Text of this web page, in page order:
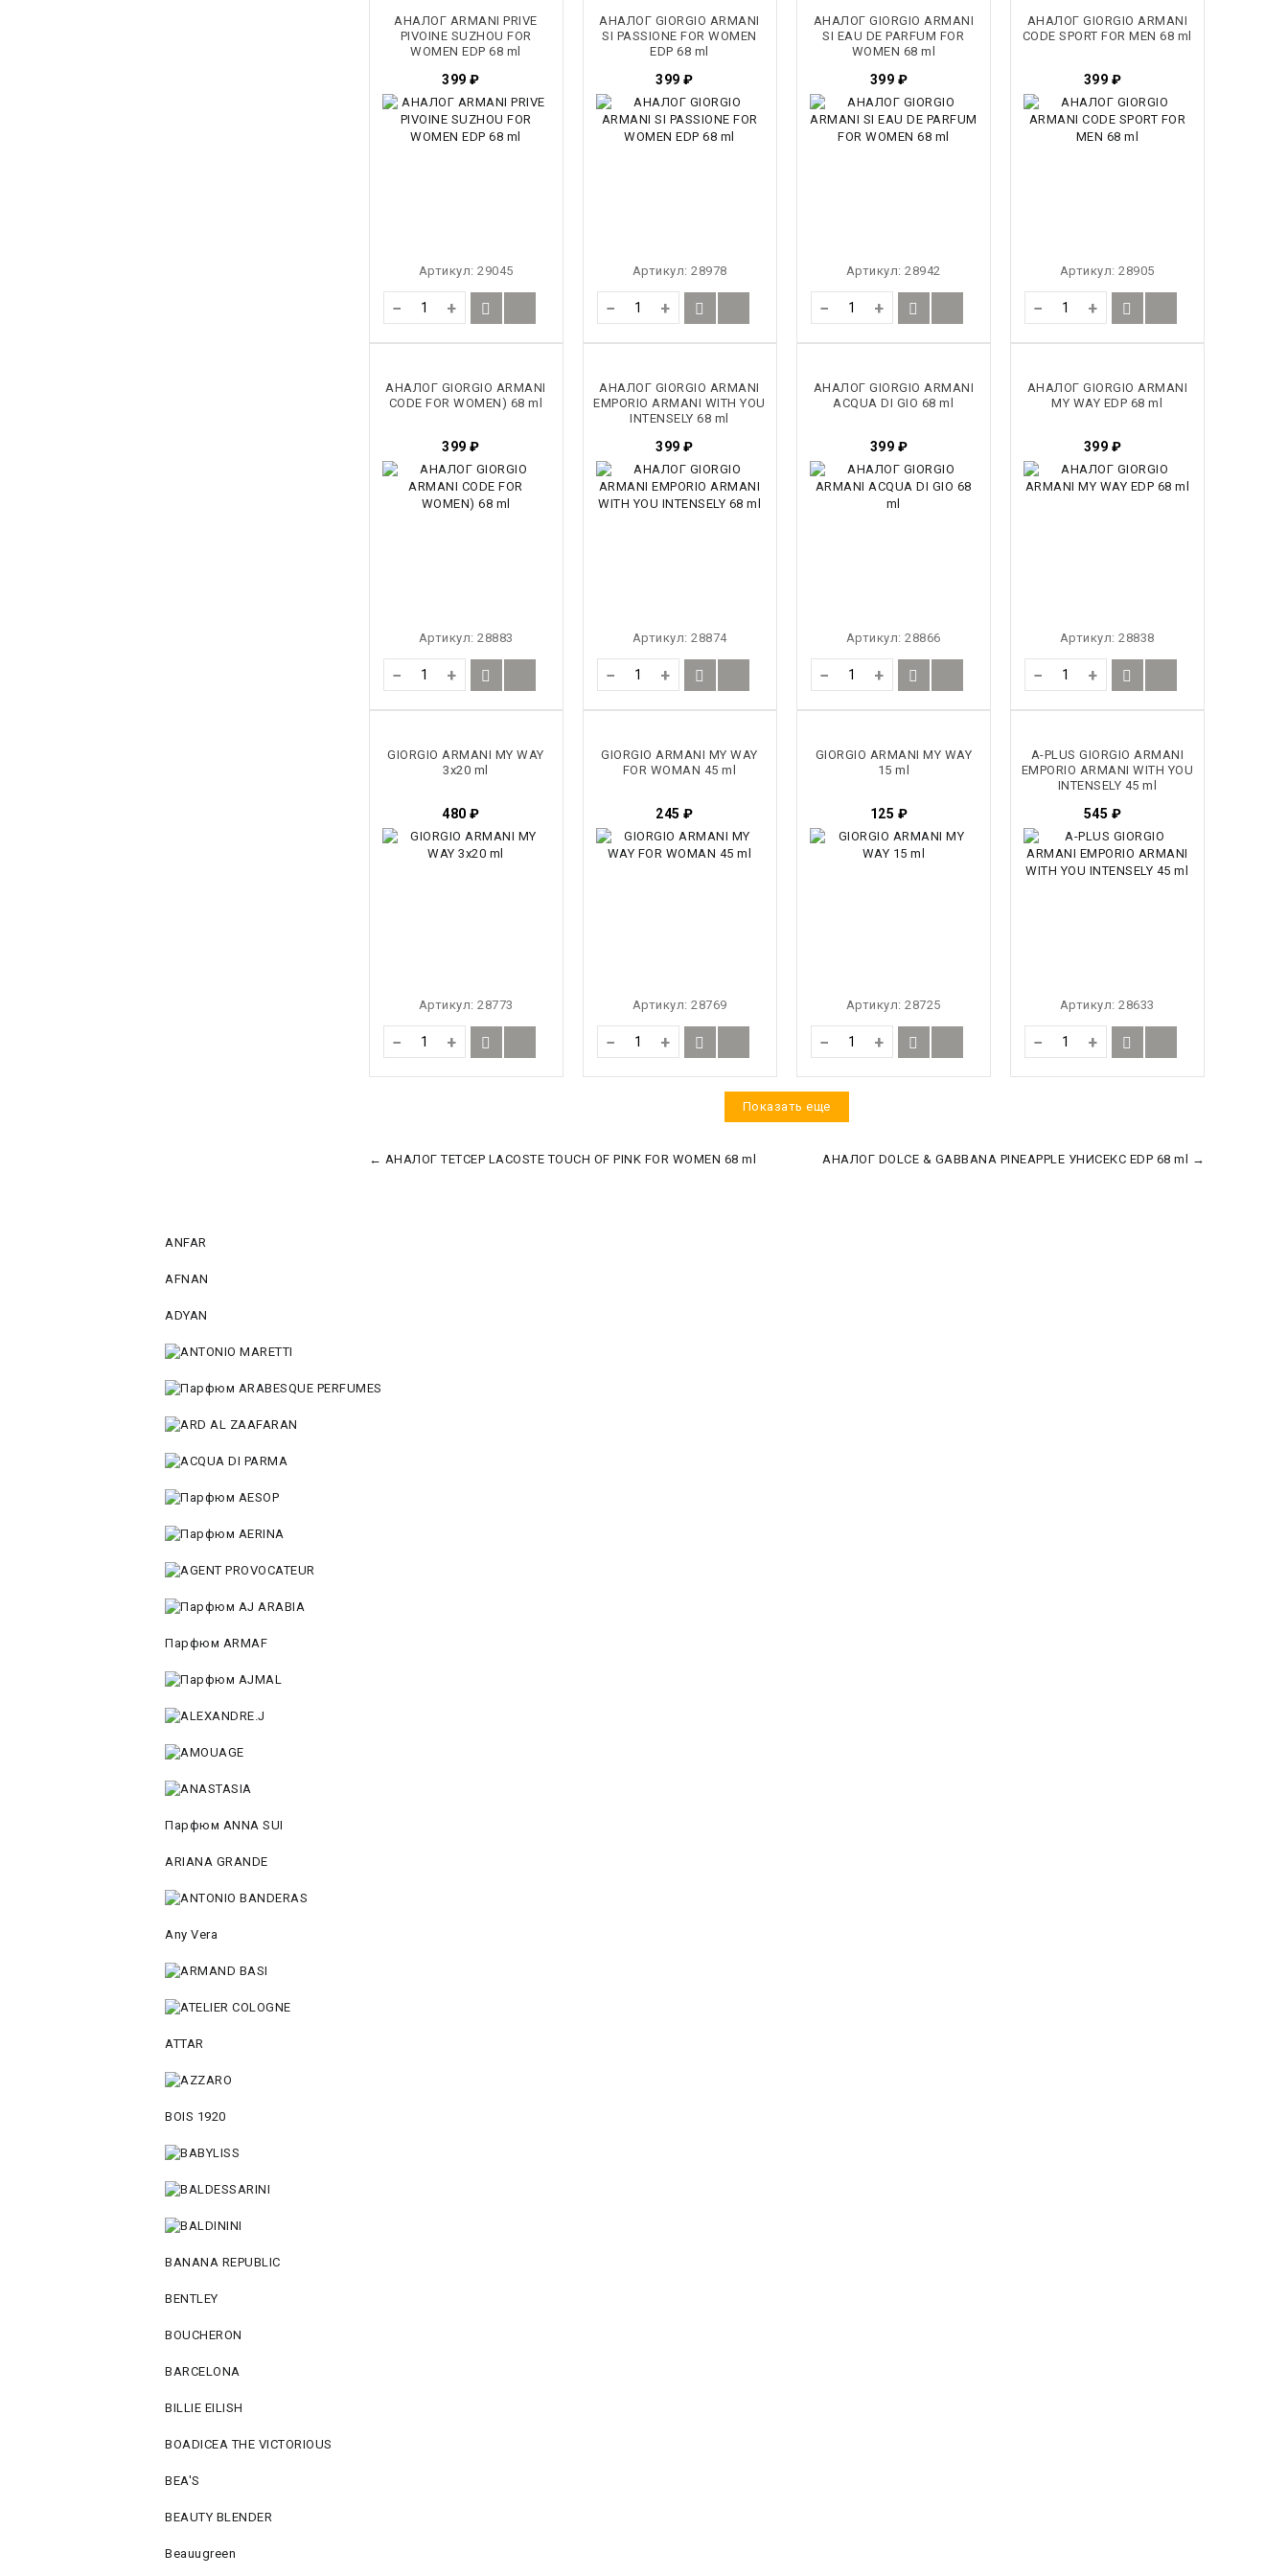
АНАЛОГ ARMANI PRIVE
PIVOINE SUZHOU FOR
WOMEN EDP 68 ml
399 ₽
Артикул:29045
− +
АНАЛОГ GIORGIO ARMANI
SI PASSIONE FOR WOMEN
EDP 68 ml
399 ₽
Артикул:28978
− +
АНАЛОГ GIORGIO ARMANI
SI EAU DE PARFUM FOR
WOMEN 68 ml
399 ₽
Артикул:28942
− +
АНАЛОГ GIORGIO ARMANI
CODE SPORT FOR MEN 68 ml
399 ₽
Артикул:28905
− +
АНАЛОГ GIORGIO ARMANI
CODE FOR WOMEN) 68 ml
399 ₽
Артикул:28883
− +
АНАЛОГ GIORGIO ARMANI
EMPORIO ARMANI WITH YOU
INTENSELY 68 ml
399 ₽
Артикул:28874
− +
АНАЛОГ GIORGIO ARMANI
ACQUA DI GIO 68 ml
399 ₽
Артикул:28866
− +
АНАЛОГ GIORGIO ARMANI
MY WAY EDP 68 ml
399 ₽
Артикул:28838
− +
GIORGIO ARMANI MY WAY
3x20 ml
480 ₽
Артикул:28773
− +
GIORGIO ARMANI MY WAY
FOR WOMAN 45 ml
245 ₽
Артикул:28769
− +
GIORGIO ARMANI MY WAY
15 ml
125 ₽
Артикул:28725
− +
A-PLUS GIORGIO ARMANI
EMPORIO ARMANI WITH YOU
INTENSELY 45 ml
545 ₽
Артикул:28633
− +
Показать еще
← АНАЛОГ ТЕТСЕР LACOSTE TOUCH OF PINK FOR WOMEN 68 ml АНАЛОГ DOLCE & GABBANA PINEAPPLE УНИСЕКС EDP 68 ml →
ANFAR
AFNAN
ADYAN
Парфюм ARMAF
Парфюм ANNA SUI
ARIANA GRANDE
Any Vera
ATTAR
BOIS 1920
BANANA REPUBLIC
BENTLEY
BOUCHERON
BARCELONA
BILLIE EILISH
BOADICEA THE VICTORIOUS
BEA'S
BEAUTY BLENDER
Beauugreen